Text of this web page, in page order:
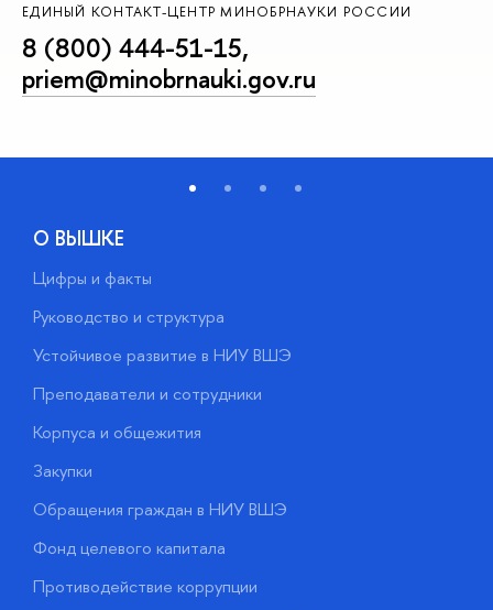
ЕДИНЫЙ КОНТАКТ-ЦЕНТР МИНОБРНАУКИ РОССИИ
8 (800) 444-51-15,
priem@minobrnauki.gov.ru
О ВЫШКЕ
Цифры и факты
Руководство и структура
Устойчивое развитие в НИУ ВШЭ
Преподаватели и сотрудники
Корпуса и общежития
Закупки
Обращения граждан в НИУ ВШЭ
Фонд целевого капитала
Противодействие коррупции